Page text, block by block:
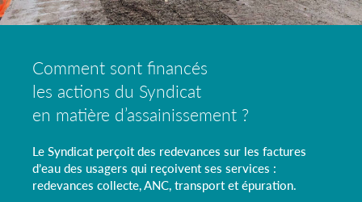
Comment sont financés
les actions du Syndicat
en matière d’assainissement ?
Le Syndicat perçoit des redevances sur les factures
d’eau des usagers qui reçoivent ses services :
redevances collecte, ANC, transport et épuration.